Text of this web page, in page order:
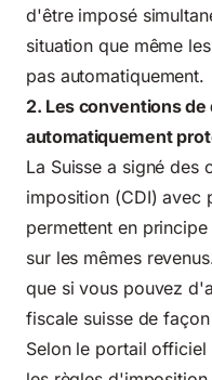
d'être imposé
situation que même
pas automatiquement.
2. Les conventions
automatiquement
La Suisse a signé des
imposition (CDI) avec
permettent en
sur les mêmes
que si vous pouvez
fiscale suisse de
Selon le portail